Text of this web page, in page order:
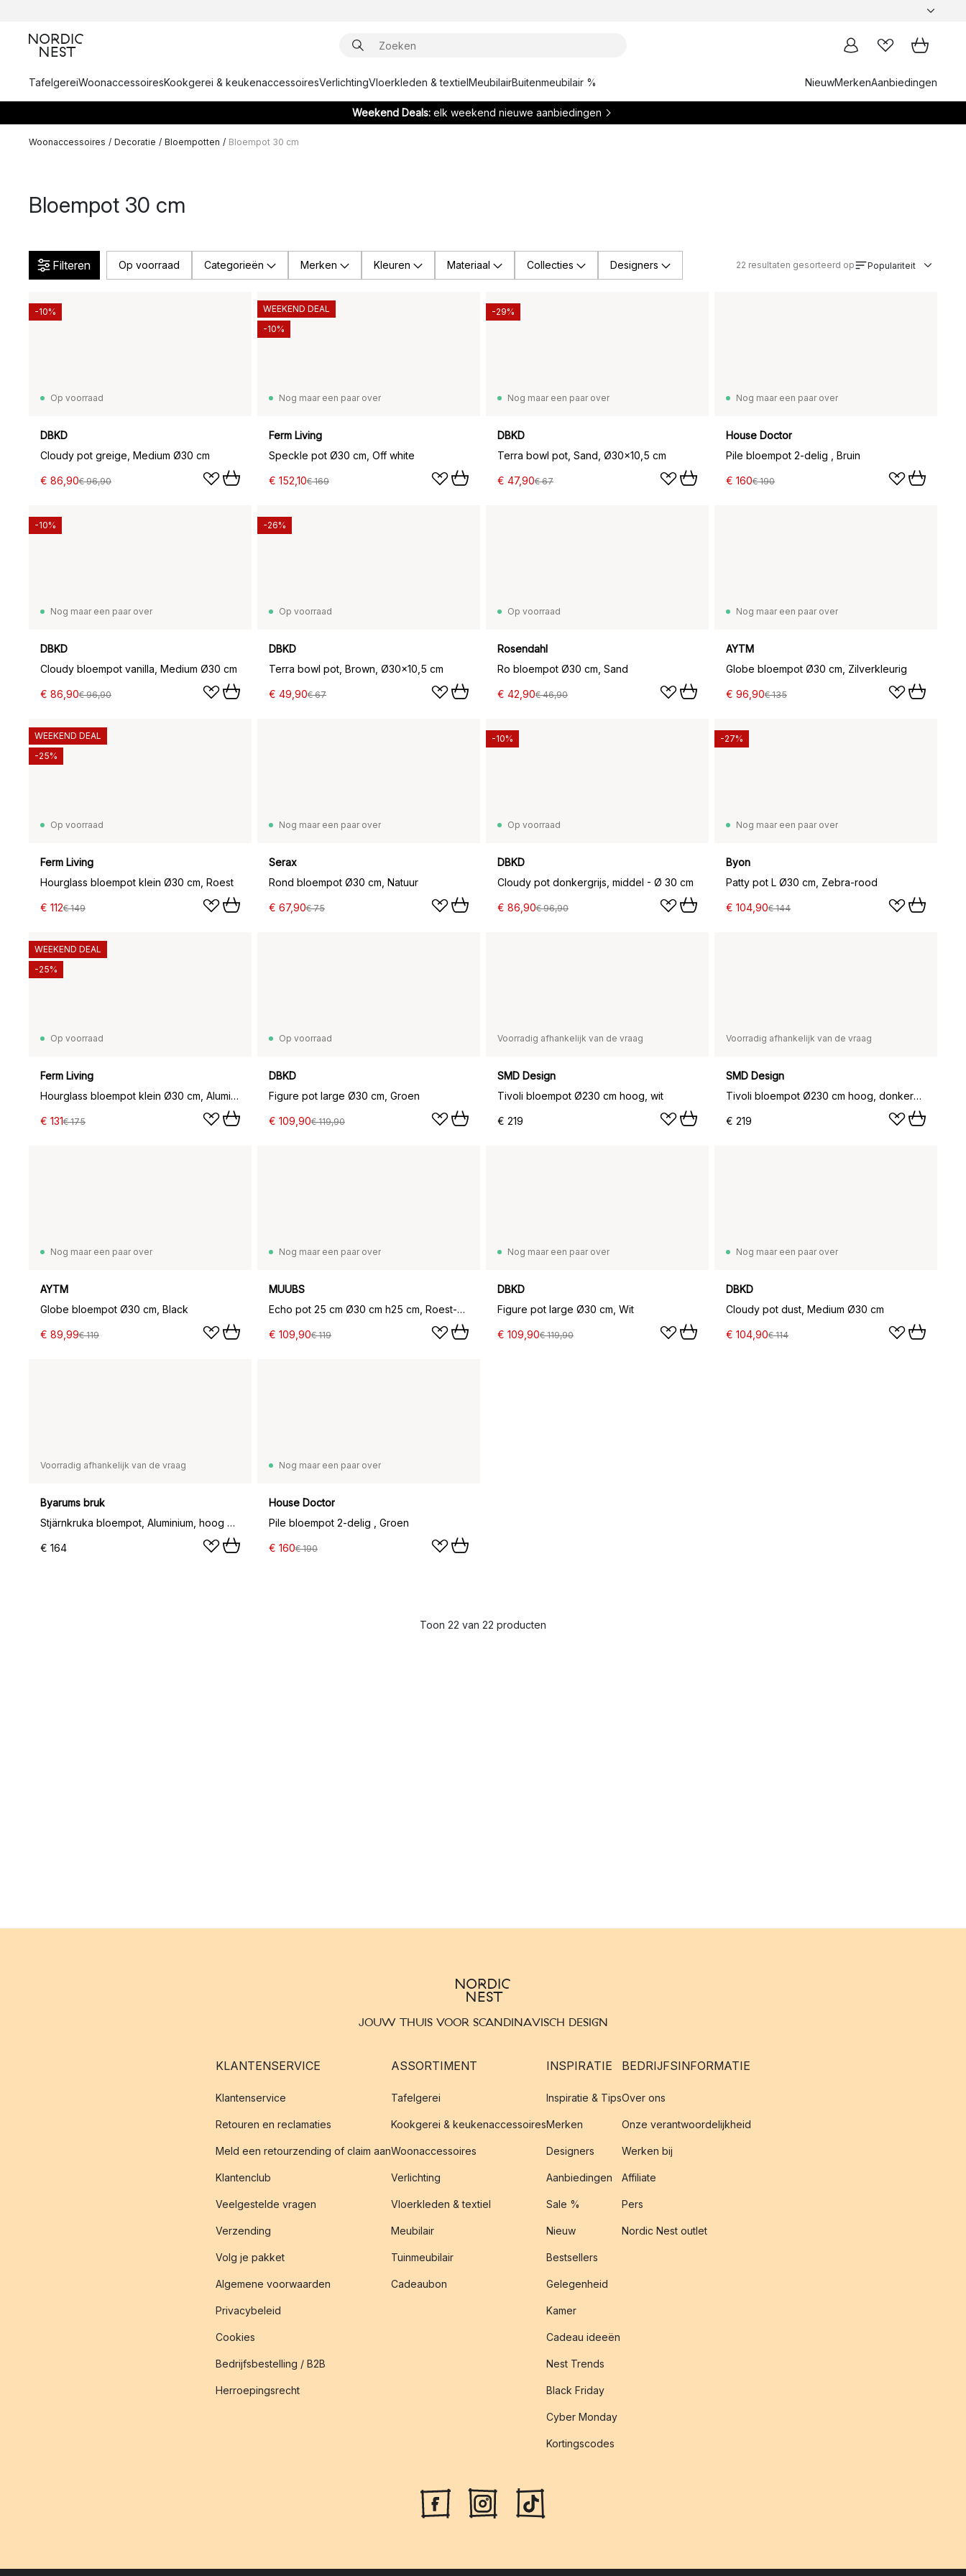
TafelgereiWoonaccessoiresKookgerei & keukenaccessoiresVerlichtingVloerkleden & textielMeubilairBuitenmeubilair % NieuwMerkenAanbiedingen
Weekend Deals: elk weekend nieuwe aanbiedingen
Woonaccessoires / Decoratie / Bloempotten / Bloempot 30 cm
Bloempot 30 cm
Filteren Op voorraad Categorieën Merken Kleuren Materiaal Collecties Designers 22 resultaten gesorteerd op Populariteit
Op voorraad
DBKD
Cloudy pot greige, Medium Ø30 cm
€ 86,90€ 96,90
-10%
Nog maar een paar over
Ferm Living
Speckle pot Ø30 cm, Off white
€ 152,10€ 169
WEEKEND DEAL
-10%
Nog maar een paar over
DBKD
Terra bowl pot, Sand, Ø30x10,5 cm
€ 47,90€ 67
-29%
Nog maar een paar over
House Doctor
Pile bloempot 2-delig , Bruin
€ 160€ 190
Nog maar een paar over
DBKD
Cloudy bloempot vanilla, Medium Ø30 cm
€ 86,90€ 96,90
-10%
Op voorraad
DBKD
Terra bowl pot, Brown, Ø30x10,5 cm
€ 49,90€ 67
-26%
Op voorraad
Rosendahl
Ro bloempot Ø30 cm, Sand
€ 42,90€ 46,90
Nog maar een paar over
AYTM
Globe bloempot Ø30 cm, Zilverkleurig
€ 96,90€ 135
Op voorraad
Ferm Living
Hourglass bloempot klein Ø30 cm, Roest
€ 112€ 149
WEEKEND DEAL
-25%
Nog maar een paar over
Serax
Rond bloempot Ø30 cm, Natuur
€ 67,90€ 75
Op voorraad
DBKD
Cloudy pot donkergrijs, middel - Ø 30 cm
€ 86,90€ 96,90
-10%
Nog maar een paar over
Byon
Patty pot L Ø30 cm, Zebra-rood
€ 104,90€ 144
-27%
Op voorraad
Ferm Living
Hourglass bloempot klein Ø30 cm, Aluminium
€ 131€ 175
WEEKEND DEAL
-25%
Op voorraad
DBKD
Figure pot large Ø30 cm, Groen
€ 109,90€ 119,90
Voorradig afhankelijk van de vraag
SMD Design
Tivoli bloempot Ø230 cm hoog, wit
€ 219
Voorradig afhankelijk van de vraag
SMD Design
Tivoli bloempot Ø230 cm hoog, donkergrijs
€ 219
Nog maar een paar over
AYTM
Globe bloempot Ø30 cm, Black
€ 89,99€ 119
Nog maar een paar over
MUUBS
Echo pot 25 cm Ø30 cm h25 cm, Roest-grijs
€ 109,90€ 119
Nog maar een paar over
DBKD
Figure pot large Ø30 cm, Wit
€ 109,90€ 119,90
Nog maar een paar over
DBKD
Cloudy pot dust, Medium Ø30 cm
€ 104,90€ 114
Voorradig afhankelijk van de vraag
Byarums bruk
Stjärnkruka bloempot, Aluminium, hoog Ø30 cm
€ 164
Nog maar een paar over
House Doctor
Pile bloempot 2-delig , Groen
€ 160€ 190
Toon 22 van 22 producten
JOUW THUIS VOOR SCANDINAVISCH DESIGN
KLANTENSERVICE
Klantenservice
Retouren en reclamaties
Meld een retourzending of claim aan
Klantenclub
Veelgestelde vragen
Verzending
Volg je pakket
Algemene voorwaarden
Privacybeleid
Cookies
Bedrijfsbestelling / B2B
Herroepingsrecht
ASSORTIMENT
Tafelgerei
Kookgerei & keukenaccessoires
Woonaccessoires
Verlichting
Vloerkleden & textiel
Meubilair
Tuinmeubilair
Cadeaubon
INSPIRATIE
Inspiratie & Tips
Merken
Designers
Aanbiedingen
Sale %
Nieuw
Bestsellers
Gelegenheid
Kamer
Cadeau ideeën
Nest Trends
Black Friday
Cyber Monday
Kortingscodes
BEDRIJFSINFORMATIE
Over ons
Onze verantwoordelijkheid
Werken bij
Affiliate
Pers
Nordic Nest outlet